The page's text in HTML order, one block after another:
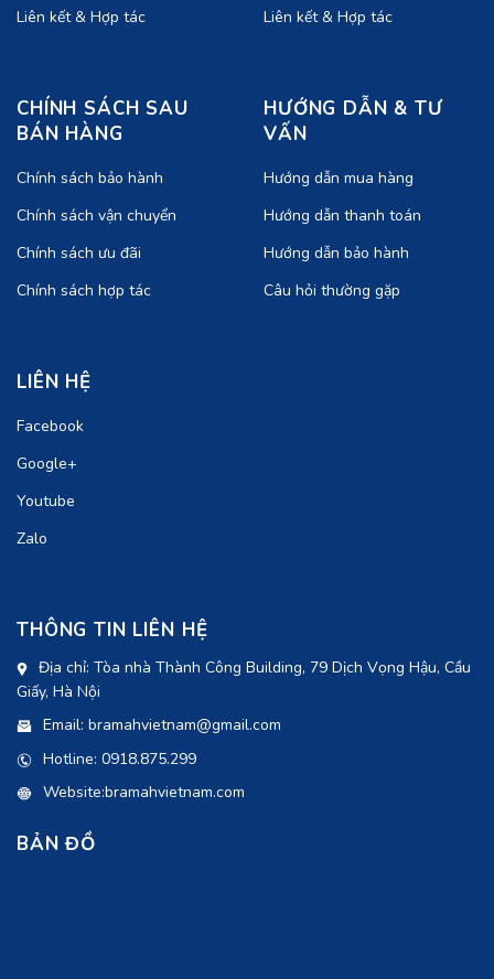
Liên kết & Hợp tác
Liên kết & Hợp tác
CHÍNH SÁCH SAU
BÁN HÀNG
Chính sách bảo hành
Chính sách vận chuyển
Chính sách ưu đãi
Chính sách hợp tác
HƯỚNG DẪN & TƯ
VẤN
Hướng dẫn mua hàng
Hướng dẫn thanh toán
Hướng dẫn bảo hành
Câu hỏi thường gặp
LIÊN HỆ
Facebook
Google+
Youtube
Zalo
THÔNG TIN LIÊN HỆ
Địa chỉ: Tòa nhà Thành Công Building, 79 Dịch Vọng Hậu, Cầu
Giấy, Hà Nội
Email: bramahvietnam@gmail.com
Hotline: 0918.875.299
Website:bramahvietnam.com
BẢN ĐỒ